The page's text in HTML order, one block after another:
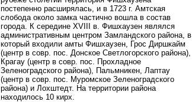
постепенно расширялась, и в 1723 г. Амтская
слобода около замка частично вошла в состав
города. К середине XVIII в. Фишхаузен являлся
административным центром Замландского района, в
который входили амты Фишхаузен, Грос Диршкайм
(центр в совр. пос. Донское Светлогорского района),
Крагау (центр в совр. пос. Прохладное
Зеленоградского района), Пальмникен, Лаптау
(центр в совр. пос. Муромское Зеленоградского
района) и Лохштедт. На территории района
находилось 10 кирх.